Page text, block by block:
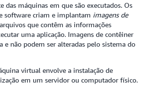
das máquinas em que são executados. Os
software criam e implantam imagens de
que contêm as informações
uma aplicação. Imagens de contêiner
e não podem ser alteradas pelo sistema do
virtual envolve a instalação de
em um servidor ou computador físico.